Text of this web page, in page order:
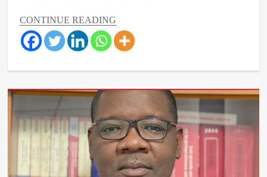
CONTINUE READING
Actualités